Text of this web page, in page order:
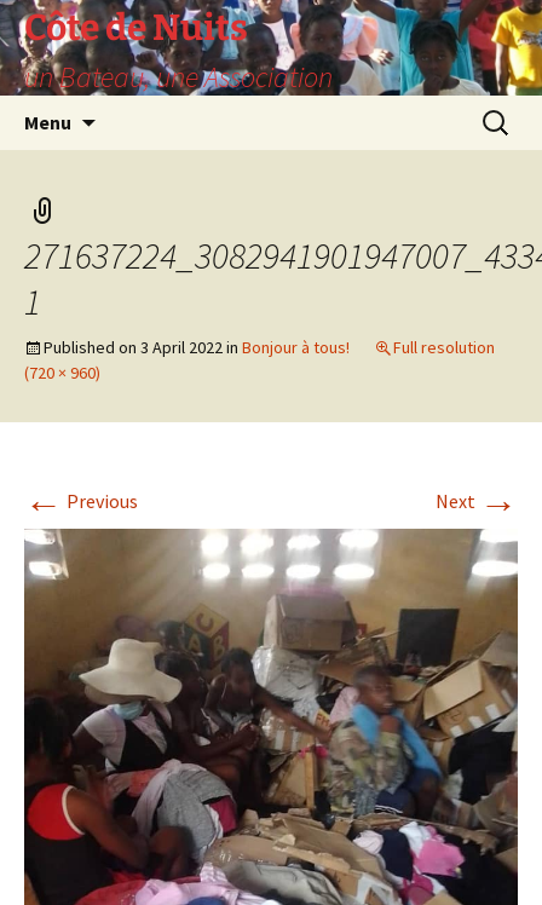
Skip
to
content
Côte de Nuits
un Bateau, une Association
Menu
Search
for:
1
Published on 3 April 2022in Bonjour à tous!
Full resolution
(720 × 960)
← Previous Next →